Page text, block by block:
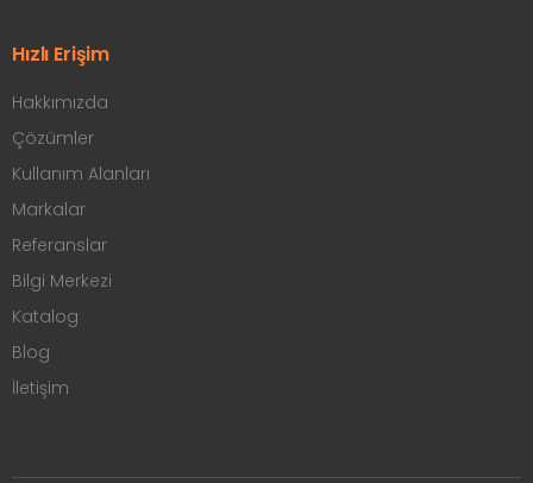
Hızlı Erişim
Hakkımızda
Çözümler
Kullanım Alanları
Markalar
Referanslar
Bilgi Merkezi
Katalog
Blog
İletişim